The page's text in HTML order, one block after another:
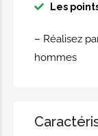
Les
– Réalisez
hommes